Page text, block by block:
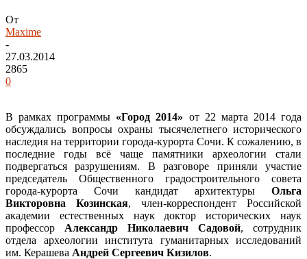
От
Maxime
-
27.03.2014
2865
0
В рамках программы «Город 2014» от 22 марта 2014 года
обсуждались вопросы охраны тысячелетнего исторического
наследия на территории города-курорта Сочи. К сожалению, в
последние годы всё чаще памятники археологии стали
подвергаться разрушениям. В разговоре приняли участие
председатель Общественного градостроительного совета
города-курорта Сочи кандидат архитектуры Ольга
Викторовна Козинская, член-корреспондент Российской
академии естественных наук доктор исторических наук
профессор Александр Николаевич Садовой, сотрудник
отдела археологии института гуманитарных исследований
им. Керашева Андрей Сергеевич Кизилов.